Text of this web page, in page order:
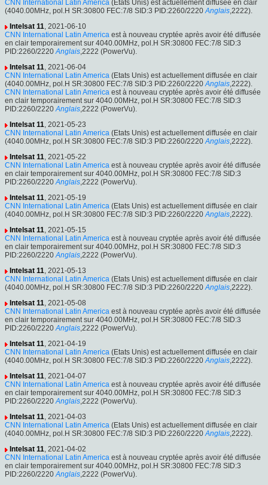
CNN International Latin America (Etats Unis) est actuellement diffusée en clair
(4040.00MHz, pol.H SR:30800 FEC:7/8 SID:3 PID:2260/2220 Anglais,2222).
Intelsat 11, 2021-06-10
CNN International Latin America est à nouveau cryptée après avoir été diffusée
en clair temporairement sur 4040.00MHz, pol.H SR:30800 FEC:7/8 SID:3
PID:2260/2220 Anglais,2222 (PowerVu).
Intelsat 11, 2021-06-04
CNN International Latin America (Etats Unis) est actuellement diffusée en clair
(4040.00MHz, pol.H SR:30800 FEC:7/8 SID:3 PID:2260/2220 Anglais,2222).
CNN International Latin America est à nouveau cryptée après avoir été diffusée
en clair temporairement sur 4040.00MHz, pol.H SR:30800 FEC:7/8 SID:3
PID:2260/2220 Anglais,2222 (PowerVu).
Intelsat 11, 2021-05-23
CNN International Latin America (Etats Unis) est actuellement diffusée en clair
(4040.00MHz, pol.H SR:30800 FEC:7/8 SID:3 PID:2260/2220 Anglais,2222).
Intelsat 11, 2021-05-22
CNN International Latin America est à nouveau cryptée après avoir été diffusée
en clair temporairement sur 4040.00MHz, pol.H SR:30800 FEC:7/8 SID:3
PID:2260/2220 Anglais,2222 (PowerVu).
Intelsat 11, 2021-05-19
CNN International Latin America (Etats Unis) est actuellement diffusée en clair
(4040.00MHz, pol.H SR:30800 FEC:7/8 SID:3 PID:2260/2220 Anglais,2222).
Intelsat 11, 2021-05-15
CNN International Latin America est à nouveau cryptée après avoir été diffusée
en clair temporairement sur 4040.00MHz, pol.H SR:30800 FEC:7/8 SID:3
PID:2260/2220 Anglais,2222 (PowerVu).
Intelsat 11, 2021-05-13
CNN International Latin America (Etats Unis) est actuellement diffusée en clair
(4040.00MHz, pol.H SR:30800 FEC:7/8 SID:3 PID:2260/2220 Anglais,2222).
Intelsat 11, 2021-05-08
CNN International Latin America est à nouveau cryptée après avoir été diffusée
en clair temporairement sur 4040.00MHz, pol.H SR:30800 FEC:7/8 SID:3
PID:2260/2220 Anglais,2222 (PowerVu).
Intelsat 11, 2021-04-19
CNN International Latin America (Etats Unis) est actuellement diffusée en clair
(4040.00MHz, pol.H SR:30800 FEC:7/8 SID:3 PID:2260/2220 Anglais,2222).
Intelsat 11, 2021-04-07
CNN International Latin America est à nouveau cryptée après avoir été diffusée
en clair temporairement sur 4040.00MHz, pol.H SR:30800 FEC:7/8 SID:3
PID:2260/2220 Anglais,2222 (PowerVu).
Intelsat 11, 2021-04-03
CNN International Latin America (Etats Unis) est actuellement diffusée en clair
(4040.00MHz, pol.H SR:30800 FEC:7/8 SID:3 PID:2260/2220 Anglais,2222).
Intelsat 11, 2021-04-02
CNN International Latin America est à nouveau cryptée après avoir été diffusée
en clair temporairement sur 4040.00MHz, pol.H SR:30800 FEC:7/8 SID:3
PID:2260/2220 Anglais,2222 (PowerVu).